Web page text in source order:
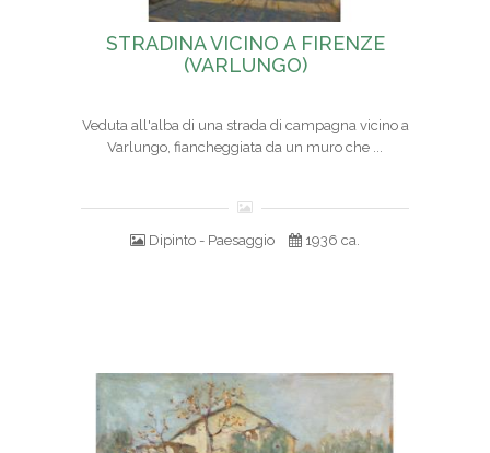
STRADINA VICINO A FIRENZE
(VARLUNGO)
Veduta all'alba di una strada di campagna vicino a
Varlungo, fiancheggiata da un muro che ...
Dipinto - Paesaggio 1936 ca.